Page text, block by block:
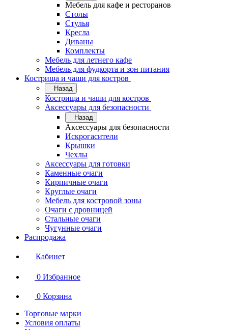
Мебель для кафе и ресторанов
Столы
Стулья
Кресла
Диваны
Комплекты
Мебель для летнего кафе
Мебель для фудкорта и зон питания
Кострища и чаши для костров
Назад
Кострища и чаши для костров
Аксессуары для безопасности
Назад
Аксессуары для безопасности
Искрогасители
Крышки
Чехлы
Аксессуары для готовки
Каменные очаги
Кирпичные очаги
Круглые очаги
Мебель для костровой зоны
Очаги с дровницей
Стальные очаги
Чугунные очаги
Распродажа
Кабинет
0 Избранное
0 Корзина
Торговые марки
Условия оплаты